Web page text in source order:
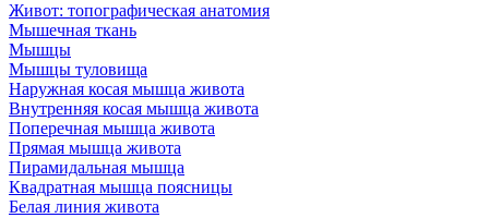
Живот: топографическая анатомия
Мышечная ткань
Мышцы
Мышцы туловища
Наружная косая мышца живота
Внутренняя косая мышца живота
Поперечная мышца живота
Прямая мышца живота
Пирамидальная мышца
Квадратная мышца поясницы
Белая линия живота